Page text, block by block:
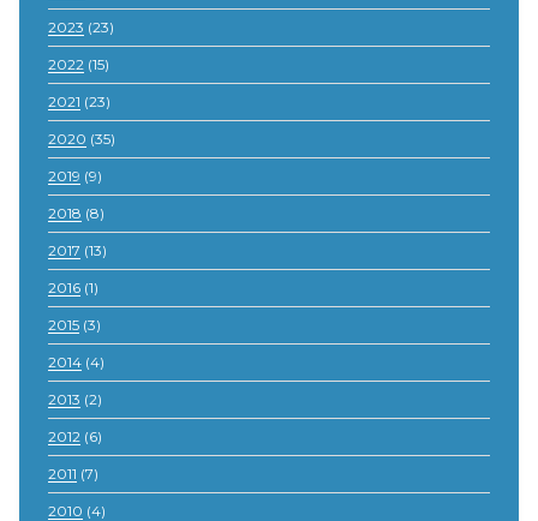
2023 (23)
2022 (15)
2021 (23)
2020 (35)
2019 (9)
2018 (8)
2017 (13)
2016 (1)
2015 (3)
2014 (4)
2013 (2)
2012 (6)
2011 (7)
2010 (4)